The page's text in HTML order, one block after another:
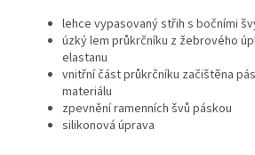
lehce vypasovaný střih s bočními
úzký lem průkrčníku z žebrového
elastanu
vnitřní část průkrčníku začištěna
materiálu
zpevnění ramenních švů páskou
silikonová úprava